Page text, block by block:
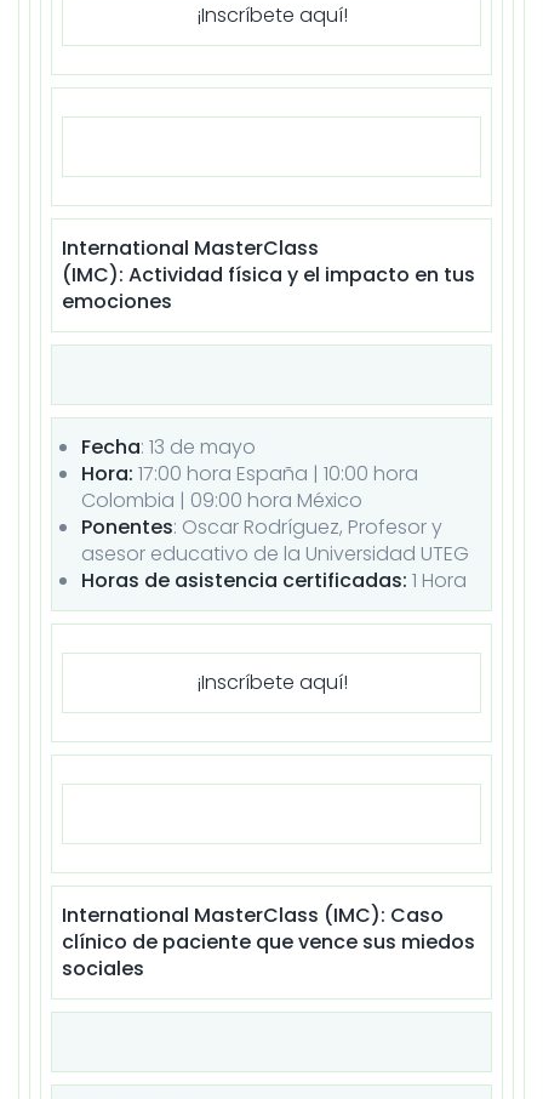
¡Inscríbete aquí!
International MasterClass
(IMC): Actividad física y el impacto en tus
emociones
Fecha: 13 de mayo
Hora: 17:00 hora España | 10:00 hora
Colombia | 09:00 hora México
Ponentes: Oscar Rodríguez, Profesor y
asesor educativo de la Universidad UTEG
Horas de asistencia certificadas: 1 Hora
¡Inscríbete aquí!
International MasterClass (IMC): Caso
clínico de paciente que vence sus miedos
sociales